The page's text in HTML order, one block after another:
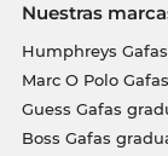
Nuestras
Humphreys
Marc O Polo
Guess Gafas
Boss Gafas